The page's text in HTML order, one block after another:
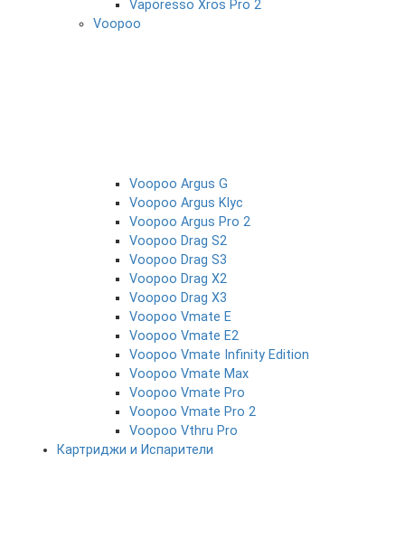
Vaporesso Xros Pro 2
Voopoo
Voopoo Argus G
Voopoo Argus Klyc
Voopoo Argus Pro 2
Voopoo Drag S2
Voopoo Drag S3
Voopoo Drag X2
Voopoo Drag X3
Voopoo Vmate E
Voopoo Vmate E2
Voopoo Vmate Infinity Edition
Voopoo Vmate Max
Voopoo Vmate Pro
Voopoo Vmate Pro 2
Voopoo Vthru Pro
Картриджи и Испарители